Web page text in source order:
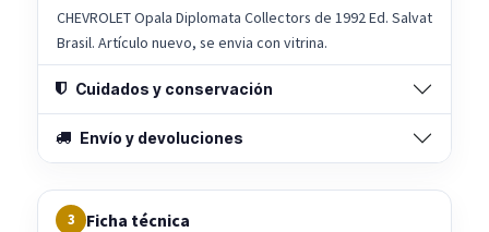
CHEVROLET Opala Diplomata Collectors de 1992 Ed. Salvat
Brasil. Artículo nuevo, se envia con vitrina.
Cuidados y conservación
Envío y devoluciones
3 Ficha técnica